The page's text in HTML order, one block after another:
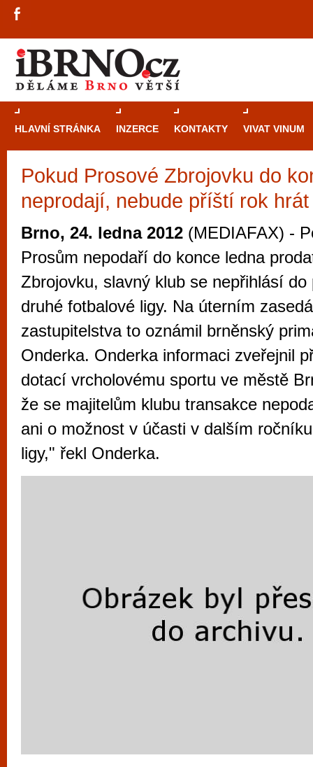
HLAVNÍ STRÁNKA INZERCE KONTAKTY VIVAT VINUM
Pokud Prosové Zbrojovku do
neprodají, nebude příští rok hrát
Brno, 24. ledna 2012 (MEDIAFAX) -
Prosům nepodaří do konce ledna
Zbrojovku, slavný klub se nepřihlásí
druhé fotbalové ligy. Na úterním
zastupitelstva to oznámil brněnský
Onderka. Onderka informaci zveřejnil
dotací vrcholovému sportu ve městě
že se majitelům klubu transakce
ani o možnost v účasti v dalším
ligy," řekl Onderka.
Průvodce
Brně: Od
Brno je
zajímavé
restaurace,
Mimo jiné je ale také místem, kde si
vyzkoušet různé kasinové hry. V
metropoli naleznete širokou nabídku her
po moderní automaty jak pro pravidelné
příležitostné hráče. V...